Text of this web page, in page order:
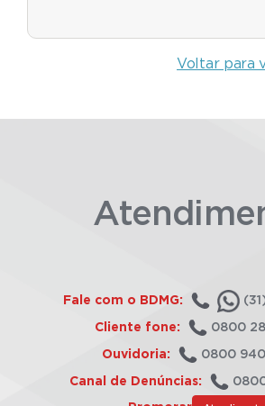
Voltar para
Fale com o BDMG:
Cliente fone: 0800
Ouvidoria: 0800
Canal de Denúncias: